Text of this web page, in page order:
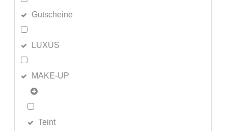
Gutscheine
LUXUS
MAKE-UP
Teint